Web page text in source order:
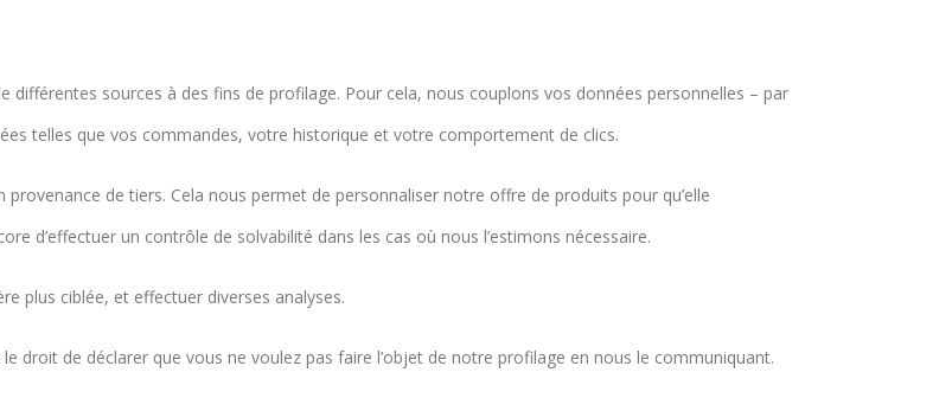
sources à des fins de profilage. Pour cela, nous couplons vos données personnelles – par
telles que vos commandes, votre historique et votre comportement de clics.
de tiers. Cela nous permet de personnaliser notre offre de produits pour qu’elle
d’effectuer un contrôle de solvabilité dans les cas où nous l’estimons nécessaire.
plus ciblée, et effectuer diverses analyses.
droit de déclarer que vous ne voulez pas faire l’objet de notre profilage en nous le communiquant.